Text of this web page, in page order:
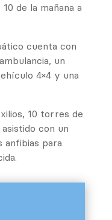
de la mañana a
cuenta con
un
4×4 y una
10 torres de
con un
anfibias para